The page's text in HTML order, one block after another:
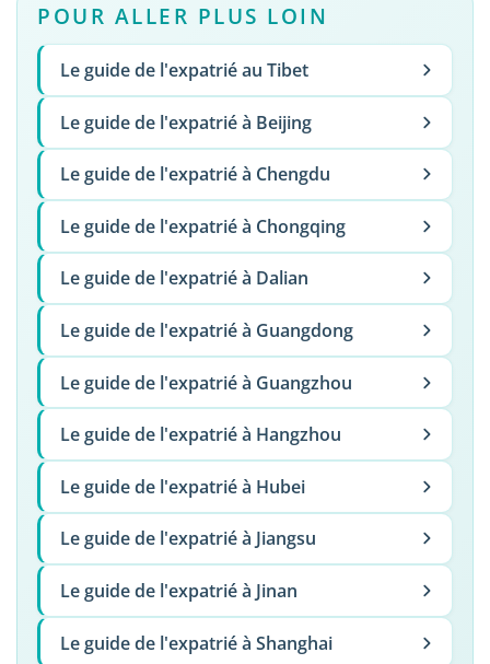
POUR ALLER PLUS LOIN
Le guide de l'expatrié au Tibet
Le guide de l'expatrié à Beijing
Le guide de l'expatrié à Chengdu
Le guide de l'expatrié à Chongqing
Le guide de l'expatrié à Dalian
Le guide de l'expatrié à Guangdong
Le guide de l'expatrié à Guangzhou
Le guide de l'expatrié à Hangzhou
Le guide de l'expatrié à Hubei
Le guide de l'expatrié à Jiangsu
Le guide de l'expatrié à Jinan
Le guide de l'expatrié à Shanghai